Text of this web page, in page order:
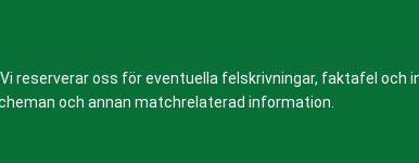
reserverar oss för eventuella felskrivningar, faktafel och
och annan matchrelaterad information.